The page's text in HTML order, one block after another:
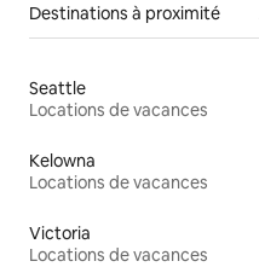
Destinations à proximité
Seattle
Locations de vacances
Kelowna
Locations de vacances
Victoria
Locations de vacances